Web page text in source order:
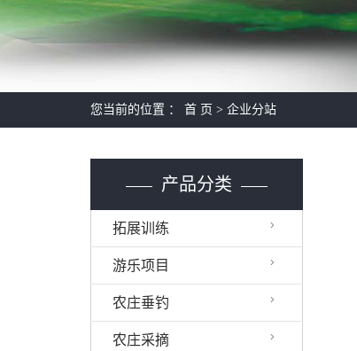
您当前的位置 ： 首 页 > 企业分站
产品分类
拓展训练
游乐项目
农庄垂钓
农庄采摘